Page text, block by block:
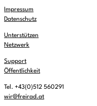
Impressum
Datenschutz
Unterstützen
Netzwerk
Support
Öffentlichkeit
Tel. +43(0)512 560291
wir@freirad.at